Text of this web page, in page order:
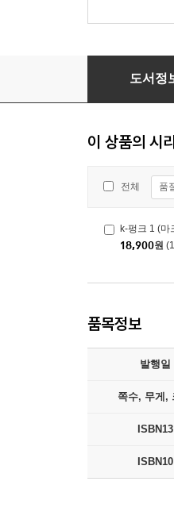
k-펑크 1 (마
도서정
이 상품의 시
전체 품
k-펑크 1 (
18,900원
품목정보
발행일
쪽수, 무게,
ISBN13
ISBN10